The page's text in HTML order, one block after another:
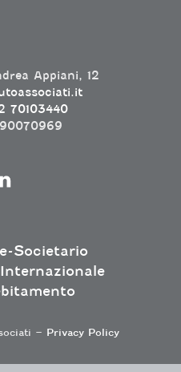
Appiani, 12
70103440
Societario
– Privacy Policy